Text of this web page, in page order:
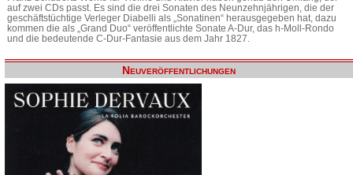
auf zwei CDs passt. Es sind die drei Sonaten des Neunzehnjährigen, die der
geschäftstüchtige Verleger Diabelli als „Sonatinen“ herausgegeben hat, dazu
kommen die als „Grand Duo“ veröffentlichte Sonate A-Dur, das h-Moll-Rondo
und die bedeutende C-Dur-Fantasie aus dem Jahr 1827.
Neuveröffentlichungen